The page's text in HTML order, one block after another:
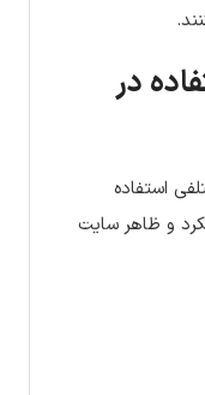
در
استفاده
و ظاهر سایت